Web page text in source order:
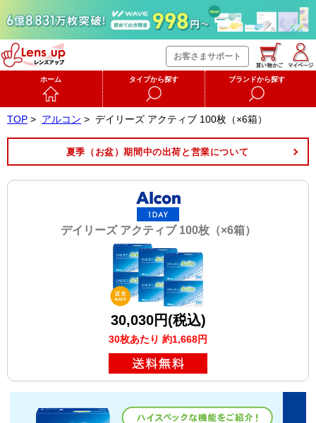
お客さまサポート
ホーム タイプから探す ブランドから探す
TOP > アルコン > デイリーズ アクティブ 100枚（×6箱）
夏季（お盆）期間中の出荷と営業について
デイリーズ アクティブ 100枚（×6箱）
30,030円(税込)
30枚あたり 約1,668円